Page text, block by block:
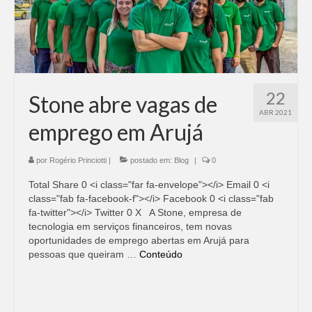
Adicionar vagas
Pesquisar Currículos
Painel de Vagas
Blog
Fale Conosco
22
ABR 2021
Stone abre vagas de
emprego em Arujá
por Rogério Princiotti | postado em: Blog | 0
Total Share 0 <i class="far fa-envelope"></i> Email 0 <i
class="fab fa-facebook-f"></i> Facebook 0 <i class="fab
fa-twitter"></i> Twitter 0 X A Stone, empresa de
tecnologia em serviços financeiros, tem novas
oportunidades de emprego abertas em Arujá para
pessoas que queiram … Conteúdo